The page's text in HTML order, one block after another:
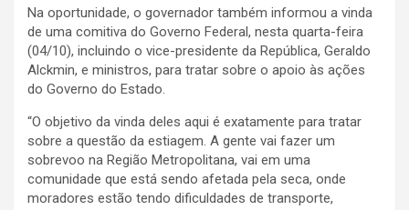
Na oportunidade, o governador também informou a vinda
de uma comitiva do Governo Federal, nesta quarta-feira
(04/10), incluindo o vice-presidente da República, Geraldo
Alckmin, e ministros, para tratar sobre o apoio às ações
do Governo do Estado.
“O objetivo da vinda deles aqui é exatamente para tratar
sobre a questão da estiagem. A gente vai fazer um
sobrevoo na Região Metropolitana, vai em uma
comunidade que está sendo afetada pela seca, onde
moradores estão tendo dificuldades de transporte,